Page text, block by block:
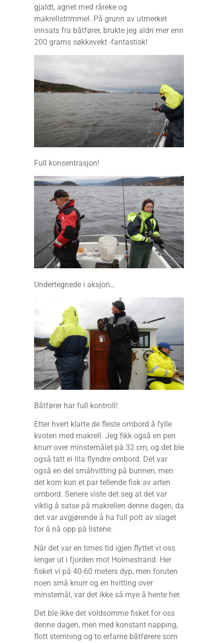
gjaldt, agnet med råreke og
makrellstrimmel. På grunn av utmerket
innsats fra båtfører, brukte jeg aldri mer enn
200 grams søkkevekt -fantastisk!
Full konsentrasjon!
Undertegnede i aksjon…
Båtfører har full kontroll!
Etter hvert klarte de fleste ombord å fylle
kvoten med makrell. Jeg fikk også en pen
knurr over minstemålet på 32 cm, og det ble
også tatt ei lita flyndre ombord. Det var
også en del småhvitting på bunnen, men
det kom kun et par tellende fisk av arten
ombord. Senere viste det seg at det var
viktig å satse på makrellen denne dagen, da
det var avgjørende å ha full pott av slaget
for å nå opp på listene.
Når det var en times tid igjen flyttet vi oss
lenger ut i fjorden mot Holmestrand. Her
fisket vi på 40-60 meters dyp, men foruten
noen små knurr og en hvitting over
minstemål, var det ikke så mye å hente her.
Det ble ikke det voldsomme fisket for oss
denne dagen, men med konstant napping,
flott stemning og to erfarne båtførere som